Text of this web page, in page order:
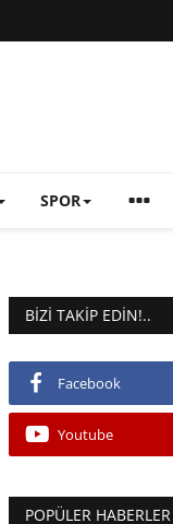
SPOR
BIZI TAKIP EDIN!..
Facebook
Youtube
POPÜLER HABERLER